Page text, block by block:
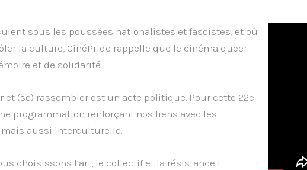
sous les poussées nationalistes et fascistes, et où
la culture, CinéPride rappelle que le cinéma queer
et de solidarité.
et (se) rassembler est un acte politique. Pour cette 22e
programmation renforçant nos liens avec les
aussi interculturelle.
choisissons l’art, le collectif et la résistance !